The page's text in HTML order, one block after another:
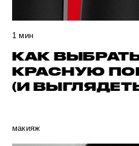
1 мин
КАК
КРАСНУЮ
(И
макияж